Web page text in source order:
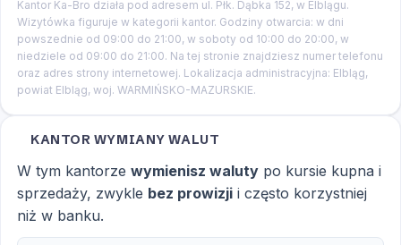
Kantor Ka-Bro działa pod adresem ul. Płk. Dąbka 152, w Elblągu.
Wizytówka figuruje w kategorii kantor. Godziny otwarcia: w dni
powszednie od 09:00 do 21:00, w soboty od 10:00 do 20:00, w
niedziele od 09:00 do 21:00. Na tej stronie znajdziesz numer telefonu
oraz adres strony internetowej. Lokalizacja administracyjna: Elbląg,
powiat Elbląg, woj. WARMIŃSKO-MAZURSKIE.
KANTOR WYMIANY WALUT
W tym kantorze wymienisz waluty po kursie kupna i
sprzedaży, zwykle bez prowizji i często korzystniej
niż w banku.